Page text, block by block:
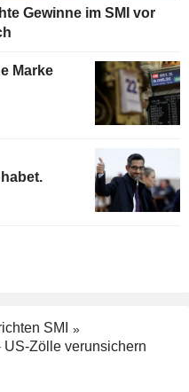
Gewinne im SMI vor
Marke
SMI
Zölle verunsichern